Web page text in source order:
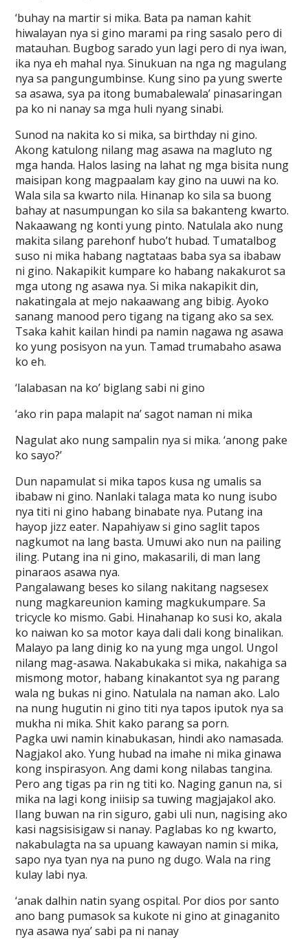
‘buhay na martir si mika. Bata pa naman kahit
hiwalayan nya si gino marami pa ring sasalo pero di
matauhan. Bugbog sarado yun lagi pero di nya iwan,
ika nya eh mahal nya. Sinukuan na nga ng magulang
nya sa pangungumbinse. Kung sino pa yung swerte
sa asawa, sya pa itong bumabalewala’ pinasaringan
pa ko ni nanay sa mga huli nyang sinabi.
Sunod na nakita ko si mika, sa birthday ni gino.
Akong katulong nilang mag asawa na magluto ng
mga handa. Halos lasing na lahat ng mga bisita nung
maisipan kong magpaalam kay gino na uuwi na ko.
Wala sila sa kwarto nila. Hinanap ko sila sa buong
bahay at nasumpungan ko sila sa bakanteng kwarto.
Nakaawang ng konti yung pinto. Natulala ako nung
makita silang parehonf hubo’t hubad. Tumatalbog
suso ni mika habang nagtataas baba sya sa ibabaw
ni gino. Nakapikit kumpare ko habang nakakurot sa
mga utong ng asawa nya. Si mika nakapikit din,
nakatingala at mejo nakaawang ang bibig. Ayoko
sanang manood pero tigang na tigang ako sa sex.
Tsaka kahit kailan hindi pa namin nagawa ng asawa
ko yung posisyon na yun. Tamad trumabaho asawa
ko eh.
‘lalabasan na ko’ biglang sabi ni gino
‘ako rin papa malapit na’ sagot naman ni mika
Nagulat ako nung sampalin nya si mika. ‘anong pake
ko sayo?’
Dun napamulat si mika tapos kusa ng umalis sa
ibabaw ni gino. Nanlaki talaga mata ko nung isubo
nya titi ni gino habang binabate nya. Putang ina
hayop jizz eater. Napahiyaw si gino saglit tapos
nagkumot na lang basta. Umuwi ako nun na pailing
iling. Putang ina ni gino, makasarili, di man lang
pinaraos asawa nya.
Pangalawang beses ko silang nakitang nagsesex
nung magkareunion kaming magkukumpare. Sa
tricycle ko mismo. Gabi. Hinahanap ko susi ko, akala
ko naiwan ko sa motor kaya dali dali kong binalikan.
Malayo pa lang dinig ko na yung mga ungol. Ungol
nilang mag-asawa. Nakabukaka si mika, nakahiga sa
mismong motor, habang kinakantot sya ng parang
wala ng bukas ni gino. Natulala na naman ako. Lalo
na nung hugutin ni gino titi nya tapos iputok nya sa
mukha ni mika. Shit kako parang sa porn.
Pagka uwi namin kinabukasan, hindi ako namasada.
Nagjakol ako. Yung hubad na imahe ni mika ginawa
kong inspirasyon. Ang dami kong nilabas tangina.
Pero ang tigas pa rin ng titi ko. Naging ganun na, si
mika na lagi kong iniisip sa tuwing magjajakol ako.
Ilang buwan na rin siguro, gabi uli nun, nagising ako
kasi nagsisisigaw si nanay. Paglabas ko ng kwarto,
nakabulagta na sa upuang kawayan namin si mika,
sapo nya tyan nya na puno ng dugo. Wala na ring
kulay labi nya.
‘anak dalhin natin syang ospital. Por dios por santo
ano bang pumasok sa kukote ni gino at ginaganito
nya asawa nya’ sabi pa ni nanay